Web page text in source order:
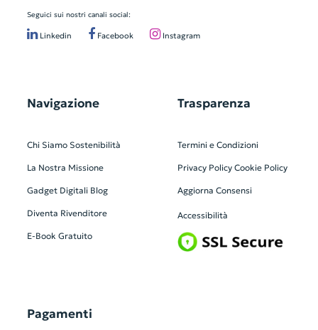
Seguici sui nostri canali social:
Linkedin Facebook Instagram
Navigazione
Chi Siamo Sostenibilità
La Nostra Missione
Gadget Digitali Blog
Diventa Rivenditore
E-Book Gratuito
Trasparenza
Termini e Condizioni
Privacy Policy Cookie Policy
Aggiorna Consensi
Accessibilità
Pagamenti